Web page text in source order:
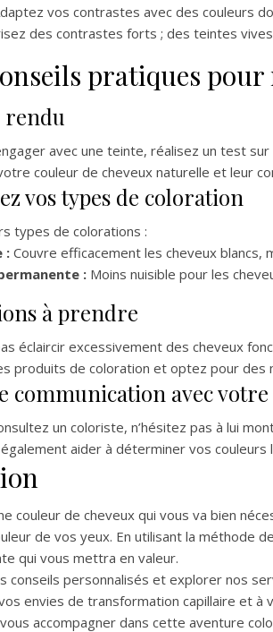
vos contrastes avec des couleurs
des contrastes forts ; des teintes
pratiques
rendu
avec une teinte, réalisez un test
couleur de cheveux naturelle et leur
vos types de coloration
types de colorations :
: Couvre efficacement les cheveux blancs,
: Moins nuisible pour les
à prendre
éclaircir excessivement des cheveux
produits de coloration et optez pour des
communication avec
un coloriste, n’hésitez pas à lui
aider à déterminer vos
couleur de cheveux qui vous va bien
de vos yeux. En utilisant la méthode
qui vous mettra en valeur.
conseils personnalisés et explorer nos
envies de transformation capillaire et
accompagner dans cette aventure